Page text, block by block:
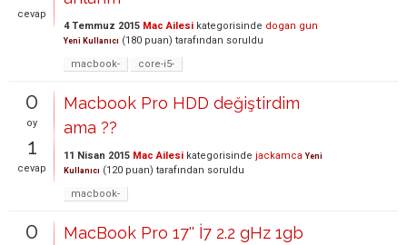
cevap
4 Temmuz 2015 Mac Ailesi kategorisinde dogan gun
Yeni Kullanıcı (180 puan) tarafından soruldu
macbook-
core-i5-
0
oy
1
cevap
Macbook Pro HDD değiştirdim
ama ??
11 Nisan 2015 Mac Ailesi kategorisinde jackamca Yeni
Kullanıcı (120 puan) tarafından soruldu
macbook-
0
MacBook Pro 17'' İ7 2.2 gHz 1gb